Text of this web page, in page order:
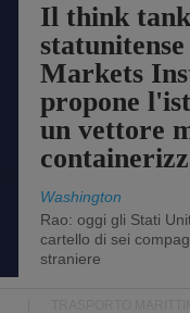
Il think
Markets
propone
un vettore
Washington
Rao: oggi gli Stati
cartello di sei
straniere